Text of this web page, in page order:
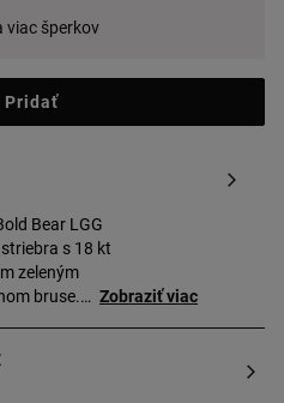
viac šperkov
Pridať
Bear LGG
s 18 kt
zeleným
bruse.
na
je
Zobraziť viac